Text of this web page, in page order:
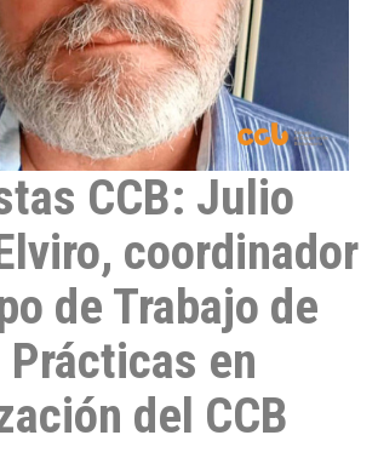
CCB: Julio
coordinador
de Trabajo de
Prácticas en
del CCB